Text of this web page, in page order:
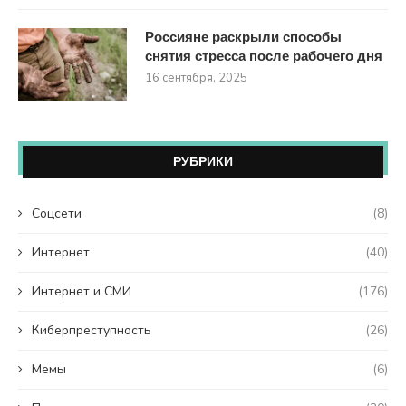
Россияне раскрыли способы
снятия стресса после рабочего дня
16 сентября, 2025
РУБРИКИ
Coцсети (8)
Интернет (40)
Интернет и СМИ (176)
Киберпреступность (26)
Мемы (6)